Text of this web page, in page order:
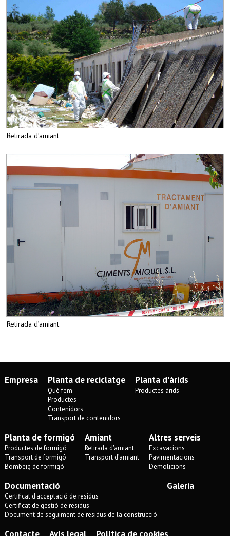
Retirada d’amiant
Retirada d’amiant
Empresa Planta de reciclatge
Què fem
Productes
Contenidors
Transport de contenidors
Planta d'àrids
Productes àrids
Planta de formigó
Productes de formigó
Transport de formigó
Bombeig de formigó
Amiant
Retirada d'amiant
Transport d’amiant
Altres serveis
Excavacions
Pavimentacions
Demolicions
Documentació
Certificat d'acceptació de residus
Certificat de gestió de residus
Document de seguiment de residus de la construcció
Galeria